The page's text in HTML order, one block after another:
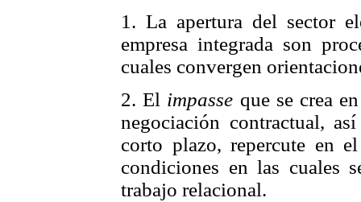
1. La apertura del sector
empresa integrada son
cuales convergen
2. El impasse que se crea
negociación contractual,
corto plazo, repercute en
condiciones en las cuales
trabajo relacional.